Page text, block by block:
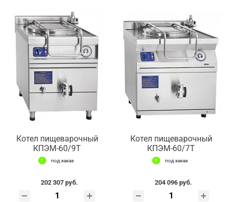
Котел пищеварочный
КПЭМ-60/9Т
под заказ
202 307 руб.
Котел пищеварочный
КПЭМ-60/7Т
под заказ
204 096 руб.